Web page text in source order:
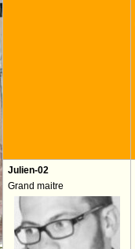
Julien-02
Grand maitre